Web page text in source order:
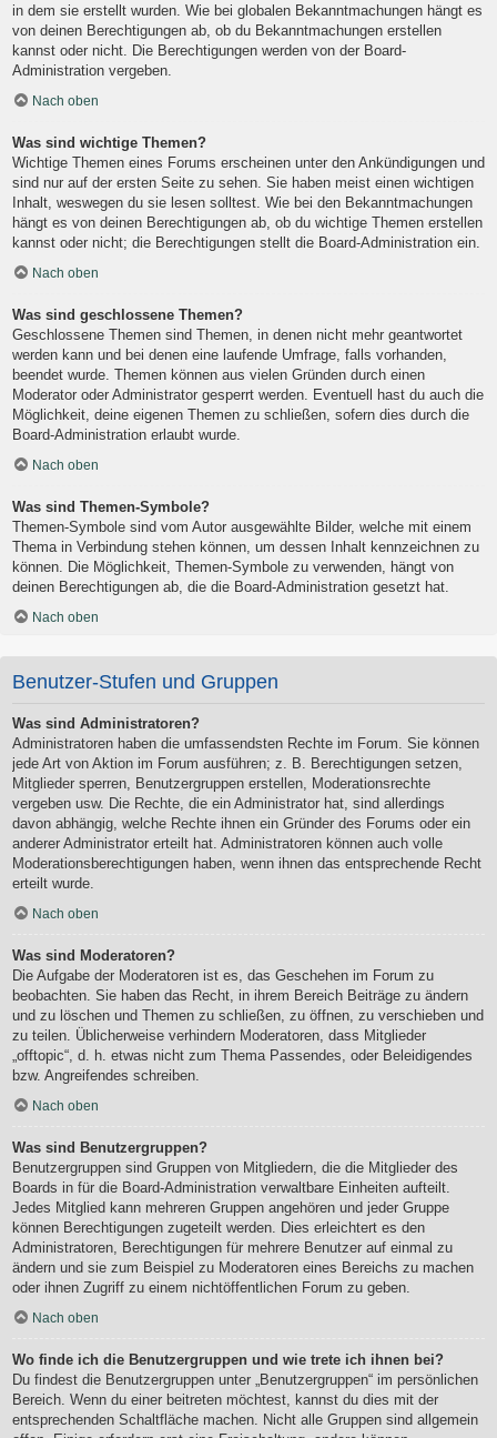
in dem sie erstellt wurden. Wie bei globalen Bekanntmachungen hängt es
von deinen Berechtigungen ab, ob du Bekanntmachungen erstellen
kannst oder nicht. Die Berechtigungen werden von der Board-
Administration vergeben.
Nach oben
Was sind wichtige Themen?
Wichtige Themen eines Forums erscheinen unter den Ankündigungen und
sind nur auf der ersten Seite zu sehen. Sie haben meist einen wichtigen
Inhalt, weswegen du sie lesen solltest. Wie bei den Bekanntmachungen
hängt es von deinen Berechtigungen ab, ob du wichtige Themen erstellen
kannst oder nicht; die Berechtigungen stellt die Board-Administration ein.
Nach oben
Was sind geschlossene Themen?
Geschlossene Themen sind Themen, in denen nicht mehr geantwortet
werden kann und bei denen eine laufende Umfrage, falls vorhanden,
beendet wurde. Themen können aus vielen Gründen durch einen
Moderator oder Administrator gesperrt werden. Eventuell hast du auch die
Möglichkeit, deine eigenen Themen zu schließen, sofern dies durch die
Board-Administration erlaubt wurde.
Nach oben
Was sind Themen-Symbole?
Themen-Symbole sind vom Autor ausgewählte Bilder, welche mit einem
Thema in Verbindung stehen können, um dessen Inhalt kennzeichnen zu
können. Die Möglichkeit, Themen-Symbole zu verwenden, hängt von
deinen Berechtigungen ab, die die Board-Administration gesetzt hat.
Nach oben
Benutzer-Stufen und Gruppen
Was sind Administratoren?
Administratoren haben die umfassendsten Rechte im Forum. Sie können
jede Art von Aktion im Forum ausführen; z. B. Berechtigungen setzen,
Mitglieder sperren, Benutzergruppen erstellen, Moderationsrechte
vergeben usw. Die Rechte, die ein Administrator hat, sind allerdings
davon abhängig, welche Rechte ihnen ein Gründer des Forums oder ein
anderer Administrator erteilt hat. Administratoren können auch volle
Moderationsberechtigungen haben, wenn ihnen das entsprechende Recht
erteilt wurde.
Nach oben
Was sind Moderatoren?
Die Aufgabe der Moderatoren ist es, das Geschehen im Forum zu
beobachten. Sie haben das Recht, in ihrem Bereich Beiträge zu ändern
und zu löschen und Themen zu schließen, zu öffnen, zu verschieben und
zu teilen. Üblicherweise verhindern Moderatoren, dass Mitglieder
„offtopic“, d. h. etwas nicht zum Thema Passendes, oder Beleidigendes
bzw. Angreifendes schreiben.
Nach oben
Was sind Benutzergruppen?
Benutzergruppen sind Gruppen von Mitgliedern, die die Mitglieder des
Boards in für die Board-Administration verwaltbare Einheiten aufteilt.
Jedes Mitglied kann mehreren Gruppen angehören und jeder Gruppe
können Berechtigungen zugeteilt werden. Dies erleichtert es den
Administratoren, Berechtigungen für mehrere Benutzer auf einmal zu
ändern und sie zum Beispiel zu Moderatoren eines Bereichs zu machen
oder ihnen Zugriff zu einem nichtöffentlichen Forum zu geben.
Nach oben
Wo finde ich die Benutzergruppen und wie trete ich ihnen bei?
Du findest die Benutzergruppen unter „Benutzergruppen“ im persönlichen
Bereich. Wenn du einer beitreten möchtest, kannst du dies mit der
entsprechenden Schaltfläche machen. Nicht alle Gruppen sind allgemein